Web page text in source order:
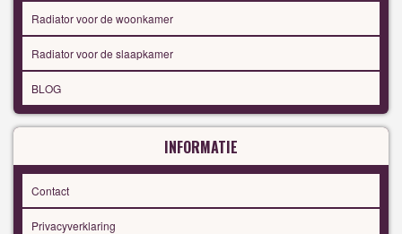
Radiator voor de woonkamer
Radiator voor de slaapkamer
BLOG
INFORMATIE
Contact
Privacyverklaring